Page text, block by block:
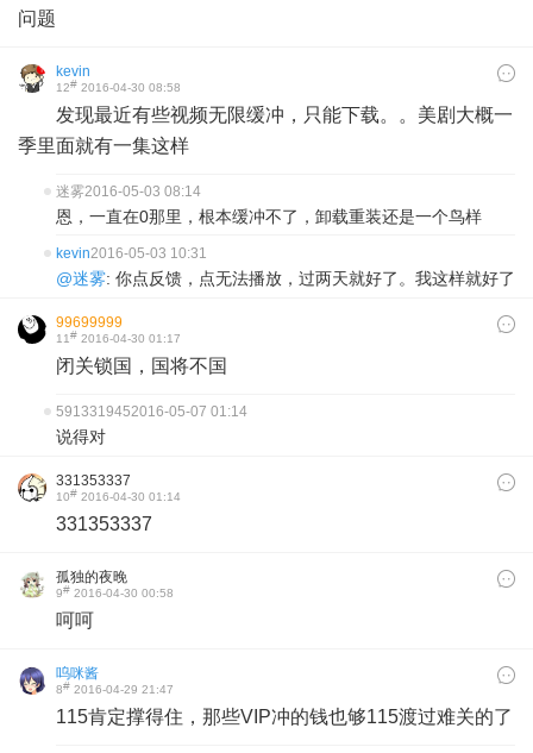
问题
kevin
12# 2016-04-30 08:58
发现最近有些视频无限缓冲，只能下载。。美剧大概一
季里面就有一集这样
迷雾2016-05-03 08:14
恩，一直在0那里，根本缓冲不了，卸载重装还是一个鸟样
kevin2016-05-03 10:31
@迷雾: 你点反馈，点无法播放，过两天就好了。我这样就好了
99699999
11# 2016-04-30 01:17
闭关锁国，国将不国
5913319452016-05-07 01:14
说得对
331353337
10# 2016-04-30 01:14
331353337
孤独的夜晚
9# 2016-04-30 00:58
呵呵
呜咪酱
8# 2016-04-29 21:47
115肯定撑得住，那些VIP冲的钱也够115渡过难关的了